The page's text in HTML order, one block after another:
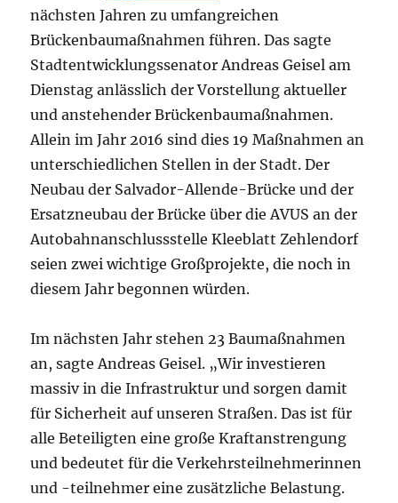
nächsten Jahren zu umfangreichen
Brückenbaumaßnahmen führen. Das sagte
Stadtentwicklungssenator Andreas Geisel am
Dienstag anlässlich der Vorstellung aktueller
und anstehender Brückenbaumaßnahmen.
Allein im Jahr 2016 sind dies 19 Maßnahmen an
unterschiedlichen Stellen in der Stadt. Der
Neubau der Salvador-Allende-Brücke und der
Ersatzneubau der Brücke über die AVUS an der
Autobahnanschlussstelle Kleeblatt Zehlendorf
seien zwei wichtige Großprojekte, die noch in
diesem Jahr begonnen würden.
Im nächsten Jahr stehen 23 Baumaßnahmen
an, sagte Andreas Geisel. „Wir investieren
massiv in die Infrastruktur und sorgen damit
für Sicherheit auf unseren Straßen. Das ist für
alle Beteiligten eine große Kraftanstrengung
und bedeutet für die Verkehrsteilnehmerinnen
und -teilnehmer eine zusätzliche Belastung.